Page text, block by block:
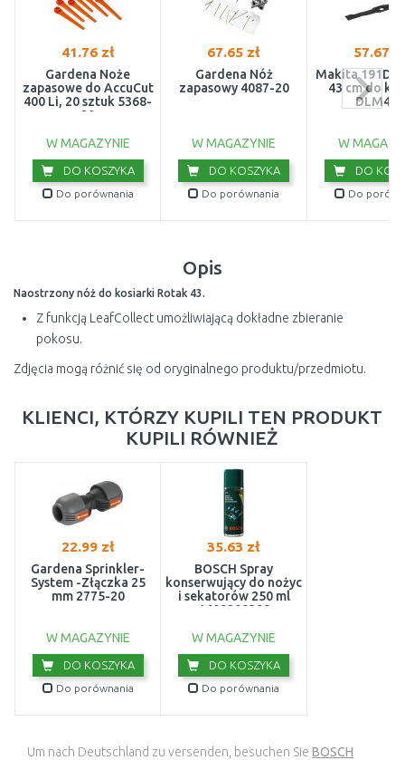
41.76 zł
Gardena Noże
zapasowe do AccuCut
400 Li, 20 sztuk 5368-
20
W MAGAZYNIE
DO KOSZYKA
Do porównania
67.65 zł
Gardena Nóż
zapasowy 4087-20
W MAGAZYNIE
DO KOSZYKA
Do porównania
57.67
Makita
43 cm do
DLM432
W
DO
Do
Opis
Naostrzony nóż do kosiarki Rotak 43.
Z funkcją LeafCollect umożliwiającą dokładne zbieranie
pokosu.
Zdjęcia mogą różnić się od oryginalnego produktu/przedmiotu.
KLIENCI, KTÓRZY KUPILI TEN PRODUKT
KUPILI RÓWNIEŻ
22.99 zł
Gardena Sprinkler-
System -Złączka 25
mm 2775-20
W MAGAZYNIE
DO KOSZYKA
Do porównania
35.63 zł
BOSCH Spray
konserwujący do nożyc
i sekatorów 250 ml
1609200399
W MAGAZYNIE
DO KOSZYKA
Do porównania
Um nach Deutschland zu versenden, besuchen Sie BOSCH